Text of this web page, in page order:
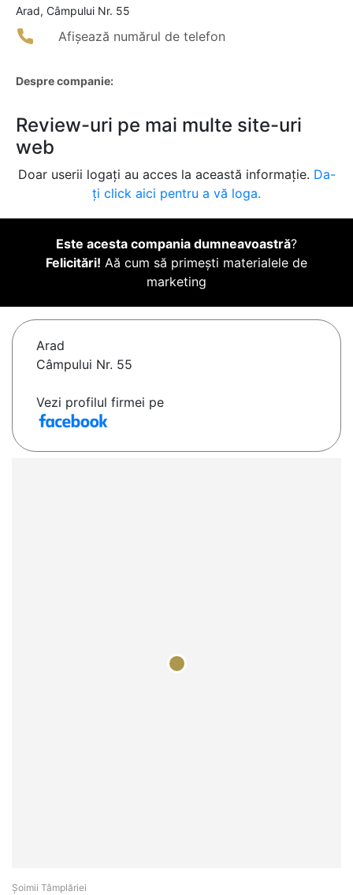
Arad, Câmpului Nr. 55
Afișează numărul de telefon
Despre companie:
Review-uri pe mai multe site-uri
web
Doar userii logați au acces la această informație. Da-
ți click aici pentru a vă loga.
Este acesta compania dumneavoastră?
Felicitări! Aă cum să primești materialele de
marketing
Arad
Câmpului Nr. 55
Vezi profilul firmei pe
Șoimii Tâmplăriei